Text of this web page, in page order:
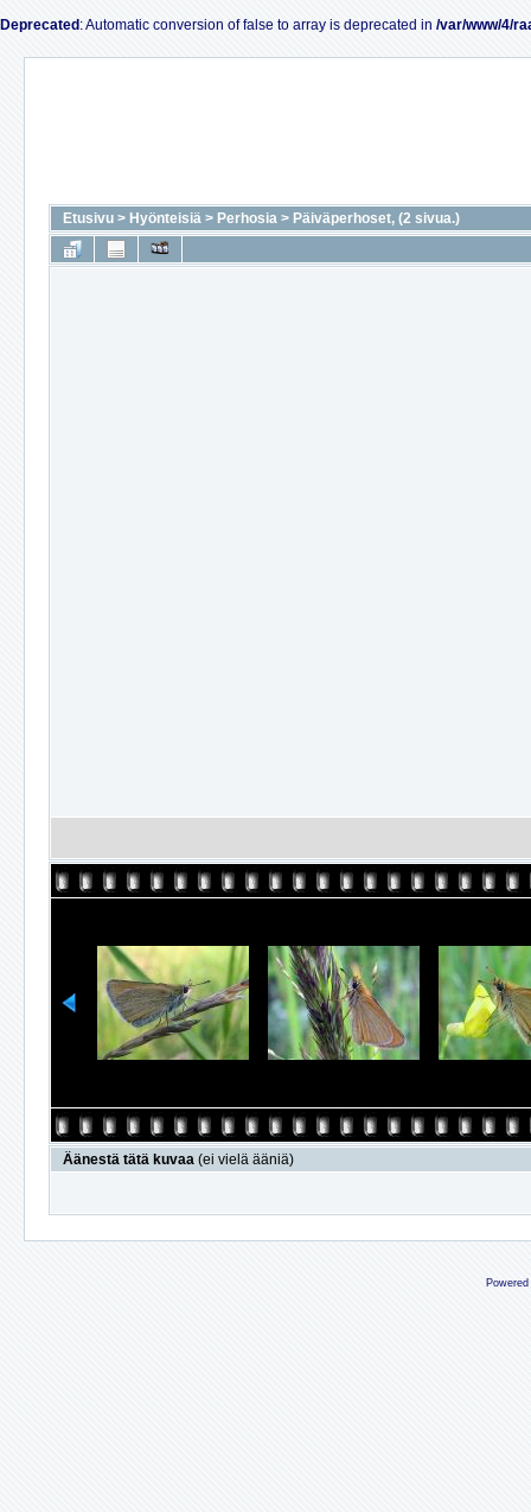
Deprecated : Automatic conversion of false to array is deprecated in /var/www/4/
Etusivu > Hyönteisiä > Perhosia > Päiväperhoset, (2 sivua.)
Äänestä tätä kuvaa (ei vielä ääniä)